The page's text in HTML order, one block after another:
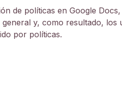
de políticas en Google
y, como resultado, los
por políticas.